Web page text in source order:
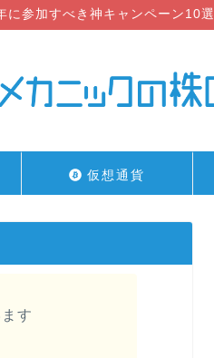
に参加すべき神キャンペーン10選
仮想通貨
す